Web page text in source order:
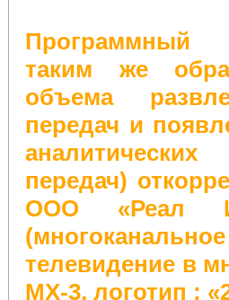
Программный
таким же
объема
передач и
передач)
ООО «Реал
телевидение в
МХ-3, логотип :